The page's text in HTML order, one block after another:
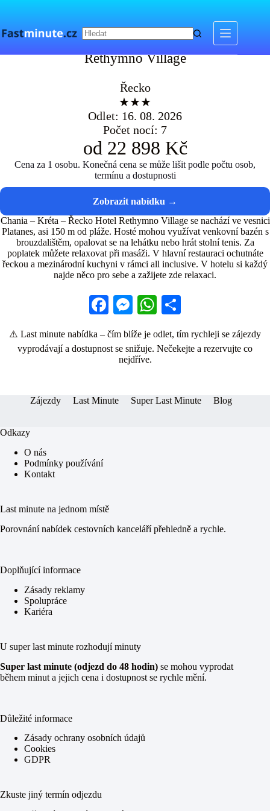
Rethymno Village
Rethymno Village
Řecko
★★★
Odlet: 16. 08. 2026
Počet nocí: 7
od 22 898 Kč
Cena za 1 osobu. Konečná cena se může lišit podle počtu osob,
termínu a dostupnosti
Chania – Kréta – Řecko Hotel Rethymno Village se nachází ve vesnici
Platanes, asi 150 m od pláže. Hosté mohou využívat venkovní bazén s
brouzdalištěm, opalovat se na lehátku nebo hrát stolní tenis. Za
poplatek můžete relaxovat při masáži. V hlavní restauraci ochutnáte
řeckou a mezinárodní kuchyni v rámci all inclusive. V hotelu si každý
najde něco pro sebe a zažijete zde relaxaci.
Fa
bo
ok
M
se
ng
W
ts re
⚠️ Last minute nabídka – čím blíže je odlet, tím rychleji se zájezdy
vyprodávají a dostupnost se snižuje. Nečekejte a rezervujte co
nejdříve.
Zájezdy Last Minute Super Last Minute Blog
Odkazy
O nás
Podmínky používání
Kontakt
Last minute na jednom místě
Porovnání nabídek cestovních kanceláří přehledně a rychle.
Doplňující informace
Zásady reklamy
Spolupráce
Kariéra
U super last minute rozhodují minuty
Super last minute (odjezd do 48 hodin) se mohou vyprodat
během minut a jejich cena i dostupnost se rychle mění.
Důležité informace
Zásady ochrany osobních údajů
Cookies
GDPR
Zkuste jiný termín odjezdu